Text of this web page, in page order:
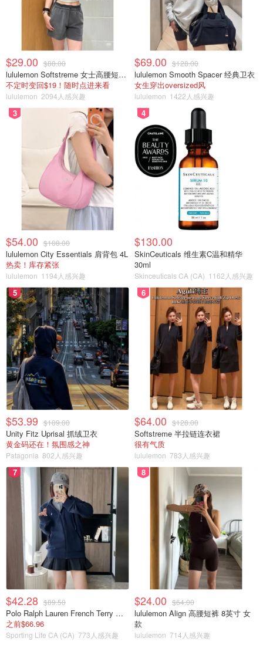
$29.00 $88.00
lululemon Softstreme 女士高腰短裤 10cm
不定时变回$19！随时点进来看
lululemon 2094人感兴趣
$69.00 $128.00
lululemon Smooth Spacer 经典卫衣
女生穿出oversized风
lululemon 1422人感兴趣
3
$54.00 $108.00
lululemon City Essentials 肩背包 4L
热卖！库存紧张
lululemon 1194人感兴趣
4
$130.00
SkinCeuticals 维生素C温和精华
30ml
Skinceuticals CA (CA) 1162人感兴趣
5
$53.99 $109.00
Unity Fitz Uprisal 抓绒卫衣
黄金码还在！氛围感之神
Patagonia 802人感兴趣
6
$64.00 $128.00
Softstreme 半拉链连衣裙
很有气质
lululemon 783人感兴趣
7
$42.28 $89.50
Polo Ralph Lauren French Terry 女童连帽卫衣 7-16码
之前$66.96
Sporting Life CA (CA) 773人感兴趣
8
$24.00 $64.00
lululemon Align 高腰短裤 8英寸 女
款
lululemon 714人感兴趣